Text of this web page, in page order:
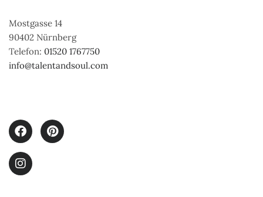
Mostgasse 14
90402 Nürnberg
Telefon: 01520 1767750
info@talentandsoul.com